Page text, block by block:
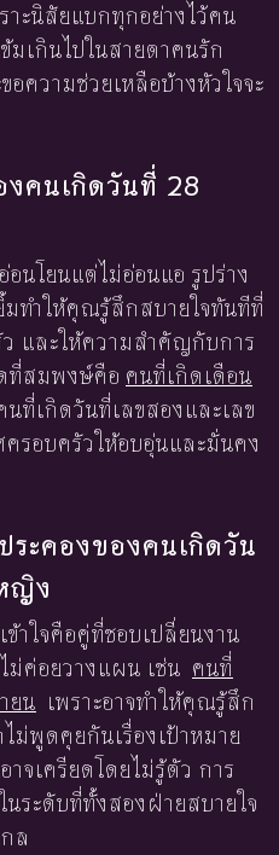
ะนิสัยแบกทุกอย่างไว้คน
มเกินไปในสายตาคนรัก
อความช่วยเหลือบ้างหัวใจจะ
คนเกิดวันที่ 28
นโยนแต่ไม่อ่อนแอ รูปร่าง
มทำให้คุณรู้สึกสบายใจทันทีที่
และให้ความสำคัญกับการ
ที่สมพงษ์คือ คนที่เกิดเดือน
ที่เกิดวันที่เลขสองและเลข
รอบครัวให้อบอุ่นและมั่นคง
ะคองของคนเกิดวัน
ญิง
าใจคือคู่ที่ชอบเปลี่ยนงาน
ม่ค่อยวางแผน เช่น คนที่
ยน เพราะอาจทำให้คุณรู้สึก
ม่พูดคุยกันเรื่องเป้าหมาย
จเครียดโดยไม่รู้ตัว การ
ระดับที่ทั้งสองฝ่ายสบายใจ
ล